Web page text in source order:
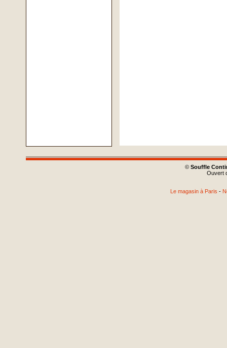
© Souffle
Ouvert
Le magasin à Paris -